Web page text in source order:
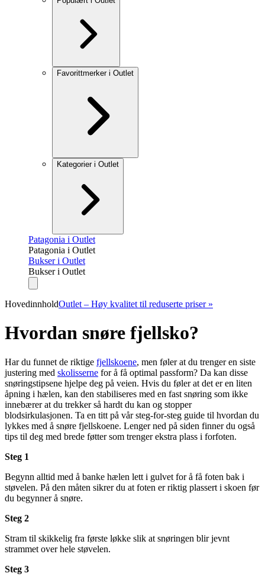
Favorittmerker i Outlet
Kategorier i Outlet
Patagonia i Outlet
Patagonia i Outlet
Bukser i Outlet
Bukser i Outlet
HovedinnholdOutlet – Høy kvalitet til reduserte priser »
Hvordan snøre fjellsko?
Har du funnet de riktige fjellskoene, men føler at du trenger en siste
justering med skolisserne for å få optimal passform? Da kan disse
snøringstipsene hjelpe deg på veien. Hvis du føler at det er en liten
åpning i hælen, kan den stabiliseres med en fast snøring som ikke
innebærer at du trekker så hardt du kan og stopper
blodsirkulasjonen. Ta en titt på vår steg-for-steg guide til hvordan du
lykkes med å snøre fjellskoene. Lenger ned på siden finner du også
tips til deg med brede føtter som trenger ekstra plass i forfoten.
Steg 1
Begynn alltid med å banke hælen lett i gulvet for å få foten bak i
støvelen. På den måten sikrer du at foten er riktig plassert i skoen før
du begynner å snøre.
Steg 2
Stram til skikkelig fra første løkke slik at snøringen blir jevnt
strammet over hele støvelen.
Steg 3